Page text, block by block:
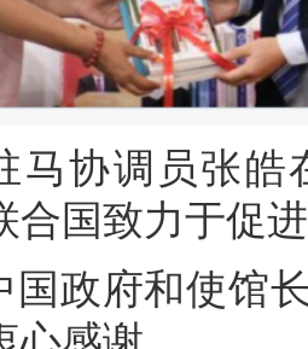
马协调员张皓
合国致力于促
国政府和使馆